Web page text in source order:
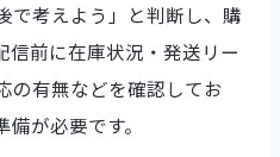
で考えよう」と判断し、購
信前に在庫状況・発送リー
の有無などを確認してお
が必要です。